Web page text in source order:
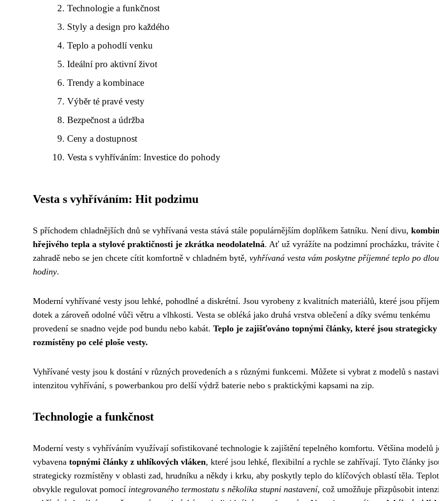
Technologie a funkčnost
Styly a design pro každého
Teplo a pohodlí venku
Ideální pro aktivní život
Trendy a kombinace
Výběr té pravé vesty
Bezpečnost a údržba
Ceny a dostupnost
Vesta s vyhříváním: Investice do pohody
Vesta s vyhříváním: Hit podzimu
S příchodem chladnějších dnů se vyhřívaná vesta stává stále populárnějším doplňkem šatníku. Není divu,
hřejivého tepla a stylové praktičnosti je zkrátka neodolatelná. Ať už vyrážíte na podzimní procházku, trávite
zahradě nebo se jen chcete cítit komfortně v chladném bytě, vyhřívaná vesta vám poskytne příjemné teplo po
hodiny.
Moderní vyhřívané vesty jsou lehké, pohodlné a diskrétní. Jsou vyrobeny z kvalitních materiálů, které jsou
dotek a zároveň odolné vůči větru a vlhkosti. Vesta se obléká jako druhá vrstva oblečení a díky svému tenkému
provedení se snadno vejde pod bundu nebo kabát. Teplo je zajišťováno topnými články, které jsou strategicky
rozmístěny po celé ploše vesty.
Vyhřívané vesty jsou k dostání v různých provedeních a s různými funkcemi. Můžete si vybrat z modelů s
intenzitou vyhřívání, s powerbankou pro delší výdrž baterie nebo s praktickými kapsami na zip.
Technologie a funkčnost
Moderní vesty s vyhříváním využívají sofistikované technologie k zajištění tepelného komfortu. Většina modelů
vybavena topnými články z uhlíkových vláken, které jsou lehké, flexibilní a rychle se zahřívají. Tyto články
strategicky rozmístěny v oblasti zad, hrudníku a někdy i krku, aby poskytly teplo do klíčových oblastí těla.
obvykle regulovat pomocí integrovaného termostatu s několika stupni nastavení, což umožňuje přizpůsobit